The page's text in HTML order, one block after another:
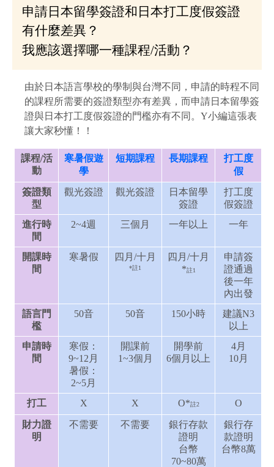
申請日本留學簽證和日本打工度假簽證
有什麼差異？
我應該選擇哪一種課程/活動？
由於日本語言學校的學制與台灣不同，申請的時程不同
的課程所需要的簽證類型亦有差異，而申請日本留學簽
證與日本打工度假簽證的門檻亦有不同。Y小編這張表
讓大家秒懂！！
課程/活
動
寒暑假遊
學
短期課程 長期課程
打工度
假
簽證類
型
觀光簽證 觀光簽證
日本留學
簽證
打工度
假簽證
進行時
間
2~4週 三個月 一年以上 一年
開課時
間
寒暑假 四月/十月
*註1
四月/十月
*註1
申請簽
證通過
後一年
內出發
語言門
檻
50音 50音 150小時
建議N3
以上
申請時
間
寒假：
9~12月
暑假：
2~5月
開課前
1~3個月
開學前
6個月以上
4月
10月
打工 X X O*註2 O
財力證
明
不需要 不需要
銀行存款
證明
台幣
70~80萬
銀行存
款證明
台幣8萬